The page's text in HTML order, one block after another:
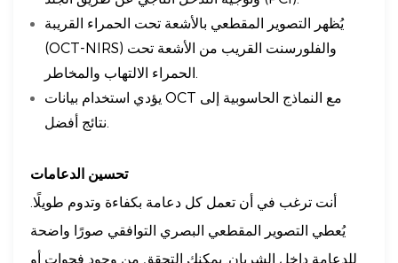
يُظهر التصوير المقطعي بالأشعة تحت الحمراء القريبة
(OCT-NIRS) والفلورسنت القريب من الأشعة تحت
يؤدي استخدام بيانات OCT مع النماذج الحاسوبية إلى
تحسين الدعامات
أنت ترغب في أن تعمل كل دعامة بكفاءة وتدوم طويلًا.
يُعطي التصوير المقطعي البصري التوافقي صورًا واضحة
للدعامة داخل الشريان. يمكنك التحقق من وجود فجوات أو